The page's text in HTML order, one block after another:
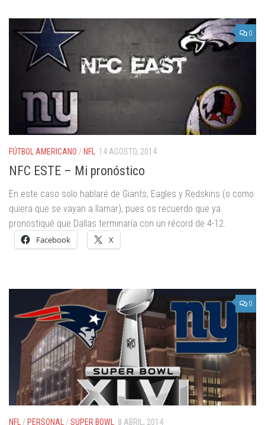
0
FÚTBOL AMERICANO / NFL 14 AGOSTO, 2014
NFC ESTE – Mi pronóstico
En este caso solo hablaré de Giants, Eagles y Redskins (o como
quiera que se vayan a llamar), pues os recuerdo que ya
pronostiqué que Dallas terminaría con un récord de 4-12.
Facebook X
0
NFL/ PERSONAL/SUPER BOWL 8 ABRIL, 2014